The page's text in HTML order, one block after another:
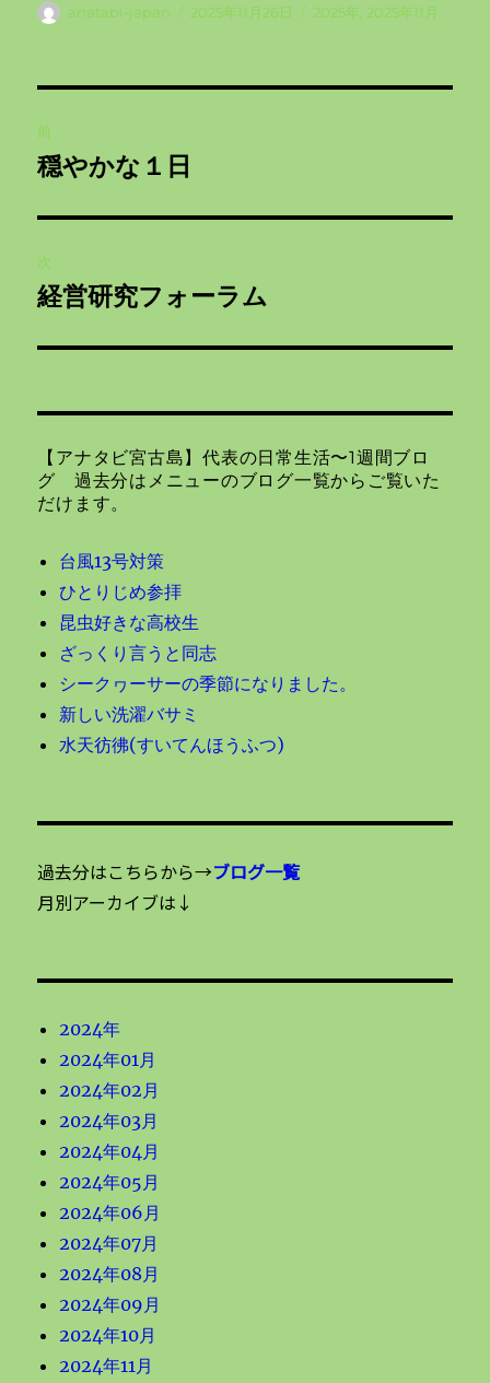
投
anatabi-japan
投
2025年11月26日
カ
2025年 2025年11月
稿
ビ
ゲ
ー
ン
前
前
投
稿:
穏やかな１日
次
次
投
経営研究フォーラム
【アナタビ宮古島】代表の日常生活〜1週間ブロ
グ 過去分はメニューのブログ一覧からご覧いた
だけます。
台風13号対策
ひとりじめ参拝
昆虫好きな高校生
ざっくり言うと同志
シークヮーサーの季節になりました。
新しい洗濯バサミ
水天彷彿(すいてんほうふつ)
過去分はこちらから→ブログ一覧
月別アーカイブは↓
2024年
2024年01月
2024年02月
2024年03月
2024年04月
2024年05月
2024年06月
2024年07月
2024年08月
2024年09月
2024年10月
2024年11月